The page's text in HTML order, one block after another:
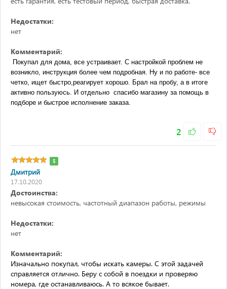
Недостатки:
нет
Комментарий:
возникло, инструкция более чем подробная. Ну и по работе- все
четко, ищет быстро,реагирует хорошо. Брал на пробу, а в итоге
активно пользуюсь. И отдельно  спасибо магазину за помощь в
подборе и быстрое исполнение заказа.
2
5
Дмитрий
17.10.2020
Достоинства:
невысокая стоимость, частотный диапазон работы, режимы
Недостатки:
нет
Комментарий:
Изначально покупал, чтобы искать камеры. С этой задачей
справляется отлично. Беру с собой в поездки и проверяю
номера, где останавливаюсь. А то всякое бывает.